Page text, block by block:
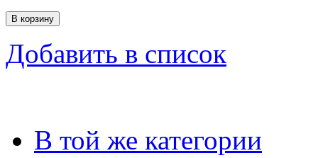
Добавить в список
В той же категории